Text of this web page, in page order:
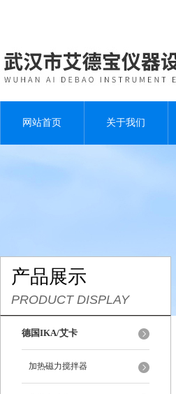
网站首页 关于我们
产品展示
PRODUCT DISPLAY
德国IKA/艾卡
加热磁力搅拌器